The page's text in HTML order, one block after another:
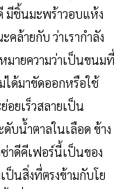
มีชิ้นมะพร้าวอบแห้ง
ล้ายกับ ว่าเรากำลัง
มายความว่าเป็นขนมที่
ได้มาขัดออกหรือใช้
ยเร็วสลายเป็น
บน้ำตาลในเลือด ข้าง
าดีคีเฟอร์นี้เป็นของ
นสิ่งที่ตรงข้ามกับโย